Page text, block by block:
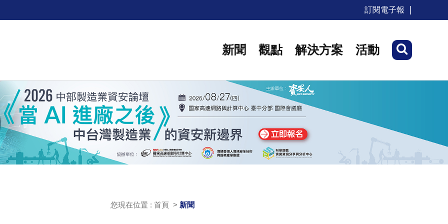
訂閱電子報
新聞 觀點 解決方案 活動
您現在位置 : 首頁 > 新聞